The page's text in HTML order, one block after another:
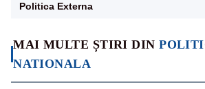
MAI MULTE ȘTIRI DIN
NATIONALA
Politica Externa